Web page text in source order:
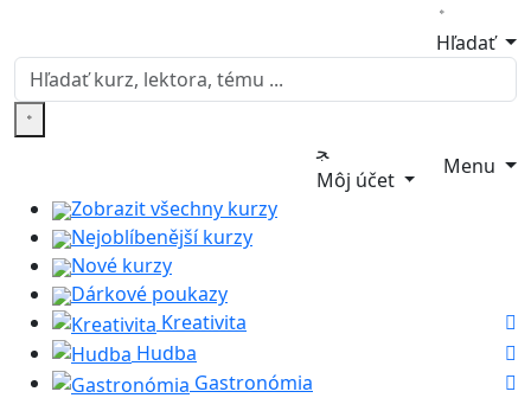
Hľadať
Môj účet
Menu
Zobrazit všechny kurzy
Nejoblíbenější kurzy
Nové kurzy
Dárkové poukazy
Kreativita
Hudba
Gastronómia